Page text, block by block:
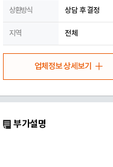
상환방식 상담 후 결정
지역 전체
업체정보 상세보기
부가설명